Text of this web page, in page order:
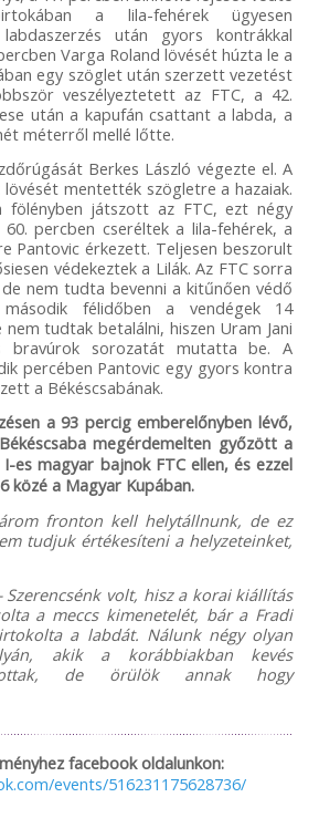
a lila-fehérek ügyesen
után gyors kontrákkal
Varga Roland lövését húzta le a
egy szöglet után szerzett vezetést
veszélyeztetett az FTC, a 42.
után a kapufán csattant a labda, a
méterről mellé lőtte.
Berkes László végezte el. A
lövését mentették szögletre a hazaiak.
fölényben játszott az FTC, ezt négy
percben cseréltek a lila-fehérek, a
Pantovic érkezett. Teljesen beszorult
védekeztek a Lilák. Az FTC sorra
nem tudta bevenni a kitűnően védő
félidőben a vendégek 14
tudtak betalálni, hiszen Uram Jani
sorozatát mutatta be. A
percében Pantovic egy gyors kontra
a Békéscsabának.
a 93 percig emberelőnyben lévő,
megérdemelten győzött a
es magyar bajnok FTC ellen, és ezzel
a Magyar Kupában.
fronton kell helytállnunk, de ez
tudjuk értékesíteni a helyzeteinket,
Szerencsénk volt, hisz a korai kiállítás
a meccs kimenetelét, bár a Fradi
a labdát. Nálunk négy olyan
akik a korábbiakban kevés
de örülök annak hogy
facebook oldalunkon:
events/516231175628736/